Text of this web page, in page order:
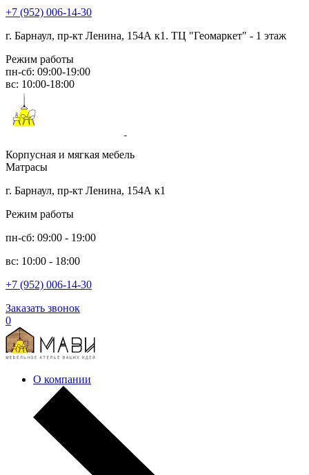
+7 (952) 006-14-30
г. Барнаул, пр-кт Ленина, 154А к1. ТЦ "Геомаркет" - 1 этаж
Режим работы
пн-сб: 09:00-19:00
вс: 10:00-18:00
Корпусная и мягкая мебель
Матрасы
г. Барнаул, пр-кт Ленина, 154А к1
Режим работы
пн-сб: 09:00 - 19:00
вс: 10:00 - 18:00
+7 (952) 006-14-30
Заказать звонок
0
О компании